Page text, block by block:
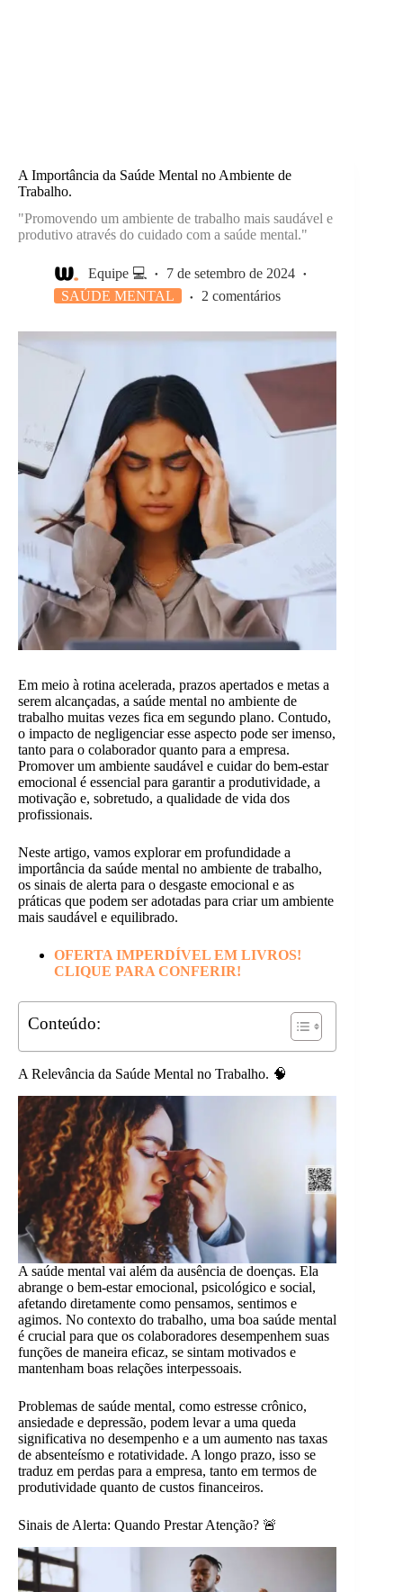
A Importância da Saúde Mental no Ambiente de
Trabalho.
"Promovendo um ambiente de trabalho mais saudável e
produtivo através do cuidado com a saúde mental."
Equipe 💻
7 de setembro de 2024
SAÚDE MENTAL
2 comentários
Em meio à rotina acelerada, prazos apertados e metas a
serem alcançadas, a saúde mental no ambiente de
trabalho muitas vezes fica em segundo plano. Contudo,
o impacto de negligenciar esse aspecto pode ser imenso,
tanto para o colaborador quanto para a empresa.
Promover um ambiente saudável e cuidar do bem-estar
emocional é essencial para garantir a produtividade, a
motivação e, sobretudo, a qualidade de vida dos
profissionais.
Neste artigo, vamos explorar em profundidade a
importância da saúde mental no ambiente de trabalho,
os sinais de alerta para o desgaste emocional e as
práticas que podem ser adotadas para criar um ambiente
mais saudável e equilibrado.
OFERTA IMPERDÍVEL EM LIVROS!
CLIQUE PARA CONFERIR!
Conteúdo:
A Relevância da Saúde Mental no Trabalho. 🧠
A saúde mental vai além da ausência de doenças. Ela
abrange o bem-estar emocional, psicológico e social,
afetando diretamente como pensamos, sentimos e
agimos. No contexto do trabalho, uma boa saúde mental
é crucial para que os colaboradores desempenhem suas
funções de maneira eficaz, se sintam motivados e
mantenham boas relações interpessoais.
Problemas de saúde mental, como estresse crônico,
ansiedade e depressão, podem levar a uma queda
significativa no desempenho e a um aumento nas taxas
de absenteísmo e rotatividade. A longo prazo, isso se
traduz em perdas para a empresa, tanto em termos de
produtividade quanto de custos financeiros.
Sinais de Alerta: Quando Prestar Atenção? 🚨